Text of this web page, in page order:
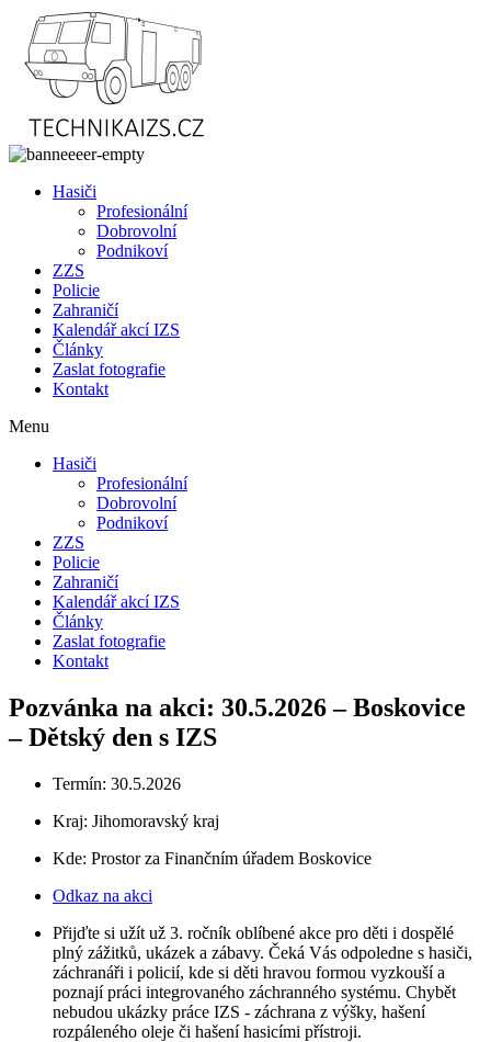
Přejít
obsahu
Hasiči
Profesionální
Dobrovolní
Podnikoví
ZZS
Policie
Zahraničí
Kalendář akcí IZS
Články
Zaslat fotografie
Kontakt
Menu
Hasiči
Profesionální
Dobrovolní
Podnikoví
ZZS
Policie
Zahraničí
Kalendář akcí IZS
Články
Zaslat fotografie
Kontakt
Pozvánka na akci: 30.5.2026 – Boskovice
– Dětský den s IZS
Termín: 30.5.2026
Kraj: Jihomoravský kraj
Kde: Prostor za Finančním úřadem Boskovice
Odkaz na akci
Přijďte si užít už 3. ročník oblíbené akce pro děti i dospělé
plný zážitků, ukázek a zábavy. Čeká Vás odpoledne s hasiči,
záchranáři i policií, kde si děti hravou formou vyzkouší a
poznají práci integrovaného záchranného systému. Chybět
nebudou ukázky práce IZS - záchrana z výšky, hašení
rozpáleného oleje či hašení hasicími přístroji.